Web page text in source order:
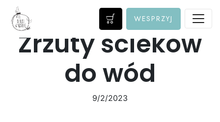
WESPRZYJ
Zrzuty ścieków
do wód
9/2/2023